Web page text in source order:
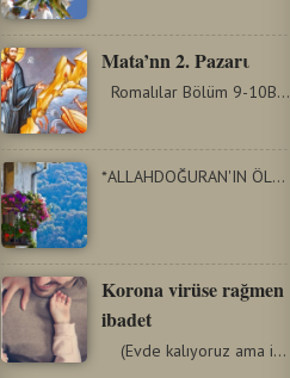
Mata’nn 2. Pazarι
Romalılar Bölüm 9-10Başta Yahudi'ye, sonra Yahudi…
*ALLAHDOĞURAN'IN ÖLÜMDEN DİRİLDİKTEN SONRA RABBİ İLK…
Korona virüse rağmen
ibadet
(Evde kalıyoruz ama ibadetimizden vazgeçmiyoruz!) …